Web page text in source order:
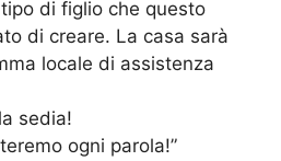
di figlio che questo
di creare. La casa sarà
locale di assistenza
sedia!
ogni parola!”